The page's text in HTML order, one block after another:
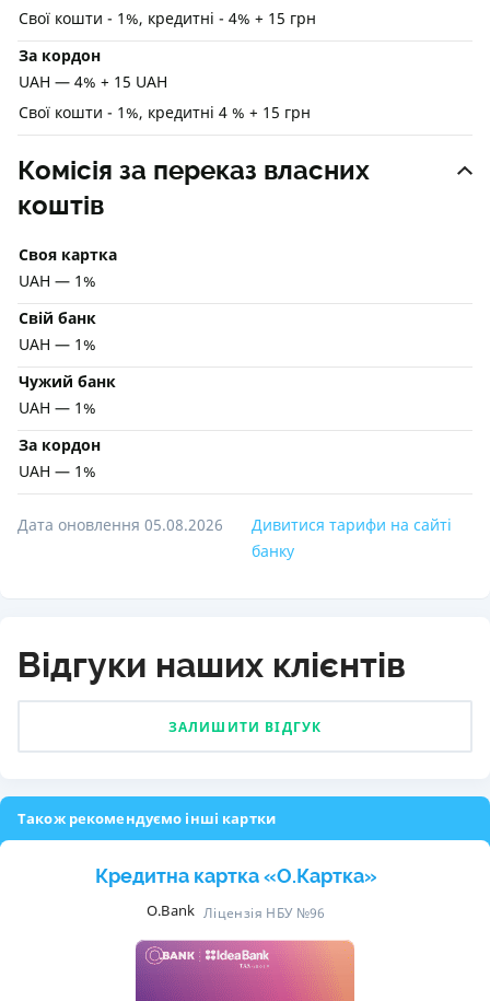
Свої кошти - 1%, кредитні - 4% + 15 грн
За кордон
UAH — 4% + 15 UAH
Свої кошти - 1%, кредитні 4 % + 15 грн
Комісія за переказ власних
коштів
Своя картка
UAH — 1%
Свій банк
UAH — 1%
Чужий банк
UAH — 1%
За кордон
UAH — 1%
Дата оновлення 05.08.2026
Дивитися тарифи на сайті
банку
Відгуки наших клієнтів
ЗАЛИШИТИ ВІДГУК
Також рекомендуємо інші картки
Кредитна картка «O.Картка»
O.Bank Ліцензія НБУ №96